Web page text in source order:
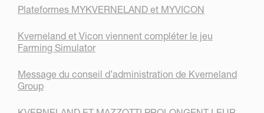
Plateformes MYKVERNELAND et MYVICON
Kverneland et Vicon viennent compléter le jeu
Farming Simulator
Message du conseil d’administration de Kverneland
Group